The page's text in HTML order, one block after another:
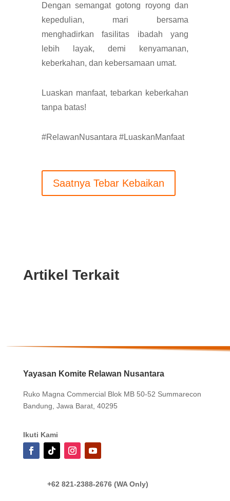
Dengan semangat gotong royong dan
kepedulian, mari bersama
menghadirkan fasilitas ibadah yang
lebih layak, demi kenyamanan,
keberkahan, dan kebersamaan umat.
Luaskan manfaat, tebarkan keberkahan
tanpa batas!
#RelawanNusantara #LuaskanManfaat
Saatnya Tebar Kebaikan
Artikel Terkait
Yayasan Komite Relawan Nusantara
Ruko Magna Commercial Blok MB 50-52 Summarecon
Bandung, Jawa Barat, 40295
Ikuti Kami
+62 821-2388-2676 (WA Only)